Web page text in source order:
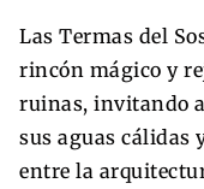
Las Termas del
rincón mágico y
ruinas, invitando
sus aguas cálidas
entre la